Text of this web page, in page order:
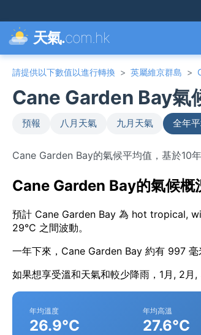
天氣.com.hk
請提供以下數值以進行轉換 > 英屬維京群島 >
Cane Garden Bay氣
預報 八月天氣 九月天氣 全年
Cane Garden Bay的氣候平均值，基於10年
Cane Garden Bay的氣候概
預計 Cane Garden Bay 為 hot tropical,
29°C 之間波動。
一年下來，Cane Garden Bay 約有 997
如果想享受溫和天氣和較少降雨，1月, 2
年均溫度
26.9°C
年均高溫
27.6°C